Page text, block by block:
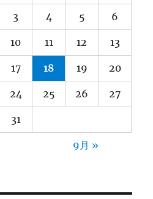
3 4 5 6
10 11 12 13
17 18 19 20
24 25 26 27
31
9月 »